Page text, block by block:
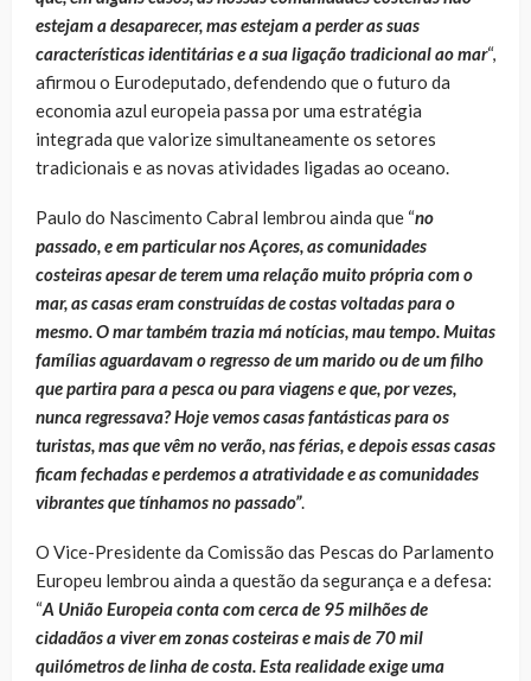
estejam a desaparecer, mas estejam a perder as suas
características identitárias e a sua ligação tradicional ao mar“,
afirmou o Eurodeputado, defendendo que o futuro da
economia azul europeia passa por uma estratégia
integrada que valorize simultaneamente os setores
tradicionais e as novas atividades ligadas ao oceano.
Paulo do Nascimento Cabral lembrou ainda que “no
passado, e em particular nos Açores, as comunidades
costeiras apesar de terem uma relação muito própria com o
mar, as casas eram construídas de costas voltadas para o
mesmo. O mar também trazia má notícias, mau tempo. Muitas
famílias aguardavam o regresso de um marido ou de um filho
que partira para a pesca ou para viagens e que, por vezes,
nunca regressava? Hoje vemos casas fantásticas para os
turistas, mas que vêm no verão, nas férias, e depois essas casas
ficam fechadas e perdemos a atratividade e as comunidades
vibrantes que tínhamos no passado”.
O Vice-Presidente da Comissão das Pescas do Parlamento
Europeu lembrou ainda a questão da segurança e a defesa:
“A União Europeia conta com cerca de 95 milhões de
cidadãos a viver em zonas costeiras e mais de 70 mil
quilómetros de linha de costa. Esta realidade exige uma